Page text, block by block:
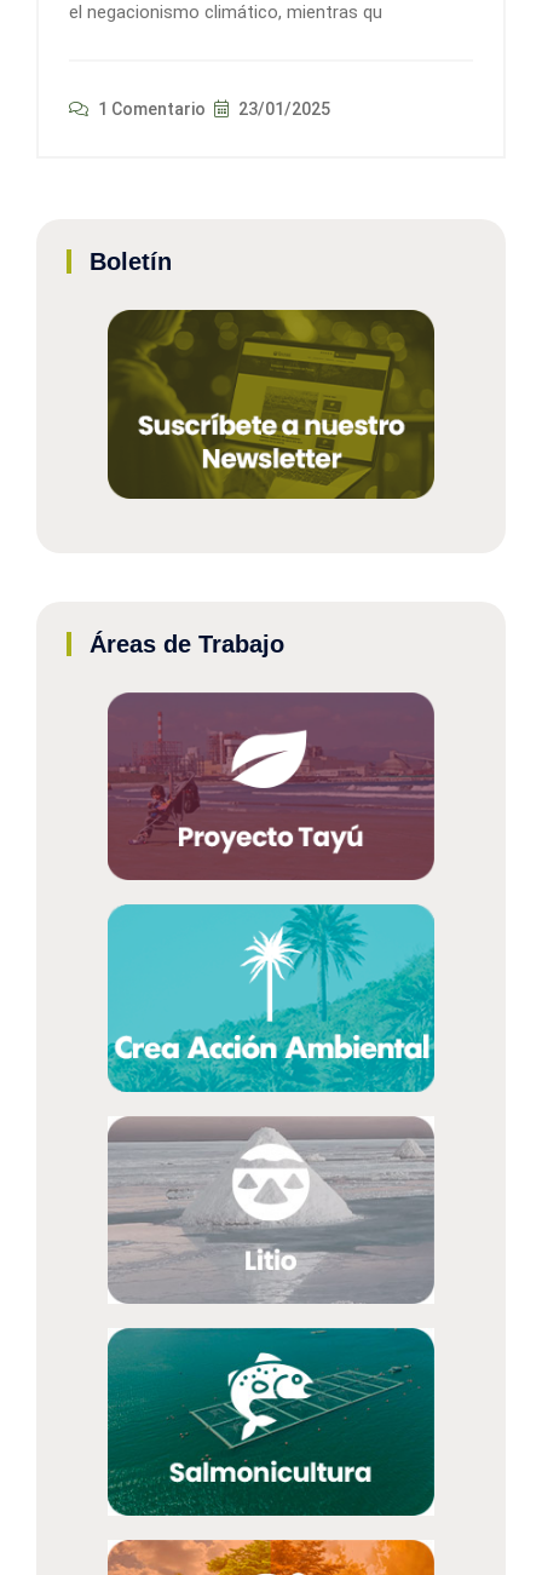
el negacionismo climático, mientras qu
1 Comentario 23/01/2025
Boletín
Áreas de Trabajo